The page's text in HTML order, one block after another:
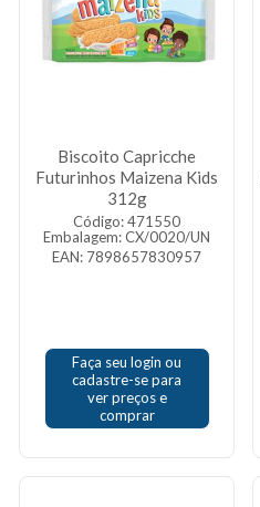
Biscoito Capricche
Futurinhos Maizena Kids
312g
Código: 471550
Embalagem: CX/0020/UN
EAN: 7898657830957
Faça seu login ou
cadastre-se para
ver preços e
comprar